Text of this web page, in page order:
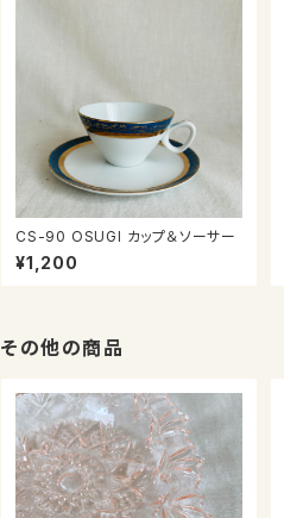
CS-90 OSUGI カップ＆ソーサー
¥1,200
その他の商品